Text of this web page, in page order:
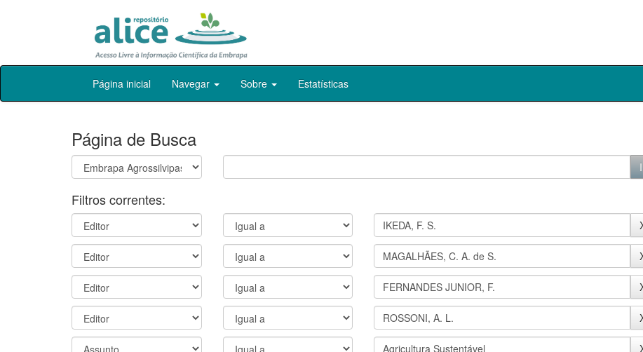
Skip
Página inicial Navegar Sobre Estatísticas
Página de Busca
Filtros correntes: